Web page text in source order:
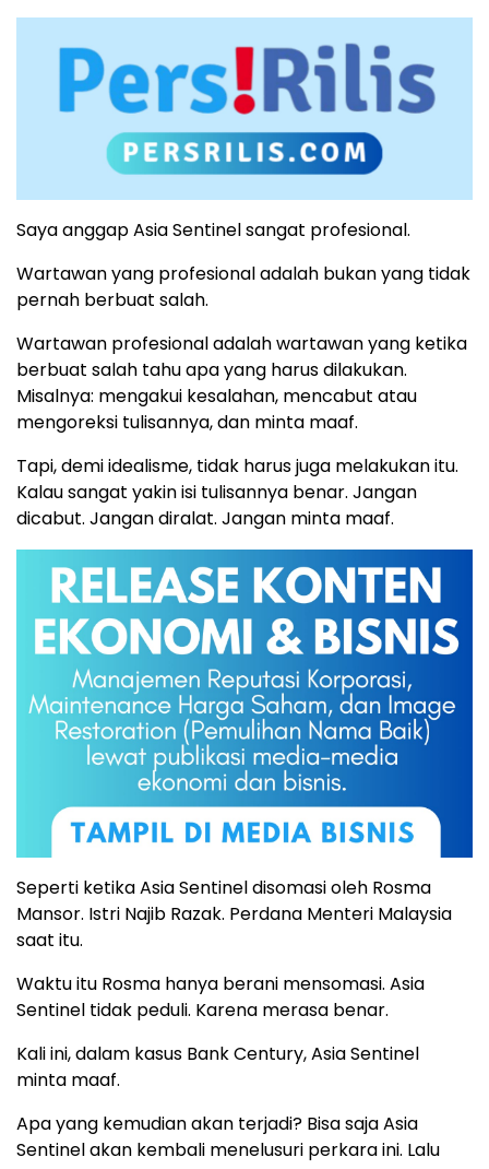
Saya anggap Asia Sentinel sangat profesional.
Wartawan yang profesional adalah bukan yang tidak
pernah berbuat salah.
Wartawan profesional adalah wartawan yang ketika
berbuat salah tahu apa yang harus dilakukan.
Misalnya: mengakui kesalahan, mencabut atau
mengoreksi tulisannya, dan minta maaf.
Tapi, demi idealisme, tidak harus juga melakukan itu.
Kalau sangat yakin isi tulisannya benar. Jangan
dicabut. Jangan diralat. Jangan minta maaf.
Seperti ketika Asia Sentinel disomasi oleh Rosma
Mansor. Istri Najib Razak. Perdana Menteri Malaysia
saat itu.
Waktu itu Rosma hanya berani mensomasi. Asia
Sentinel tidak peduli. Karena merasa benar.
Kali ini, dalam kasus Bank Century, Asia Sentinel
minta maaf.
Apa yang kemudian akan terjadi? Bisa saja Asia
Sentinel akan kembali menelusuri perkara ini. Lalu